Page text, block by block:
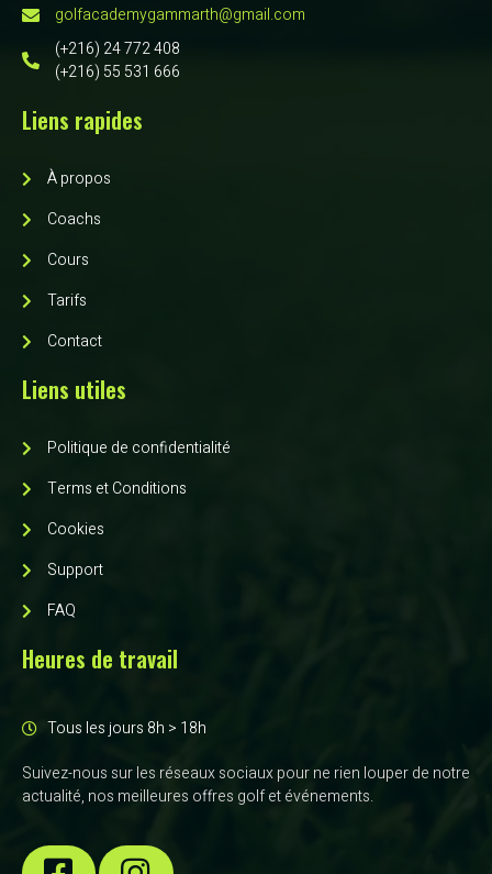
golfacademygammarth@gmail.com
(+216) 24 772 408
(+216) 55 531 666
Liens rapides
À propos
Coachs
Cours
Tarifs
Contact
Liens utiles
Politique de confidentialité
Terms et Conditions
Cookies
Support
FAQ
Heures de travail
Tous les jours 8h > 18h
Suivez-nous sur les réseaux sociaux pour ne rien louper de notre
actualité, nos meilleures offres golf et événements.